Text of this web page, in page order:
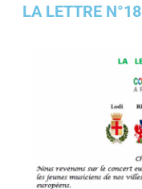
LA LETTRE N°18